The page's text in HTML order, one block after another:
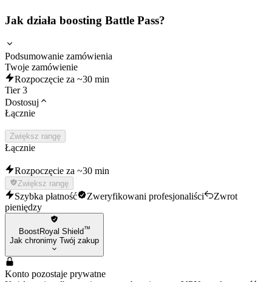
Jak działa boosting Battle Pass?
Podsumowanie zamówienia
Twoje zamówienie
Rozpoczęcie za ~30 min
Tier 3
Dostosuj
Łącznie
Zwiększ rangę
Łącznie
Rozpoczęcie za ~30 min
Zwiększ rangę
Szybka płatność Zweryfikowani profesjonaliści
Zwrot
pieniędzy
BoostRoyal Shield™
Jak chronimy Twój zakup
Konto pozostaje prywatne